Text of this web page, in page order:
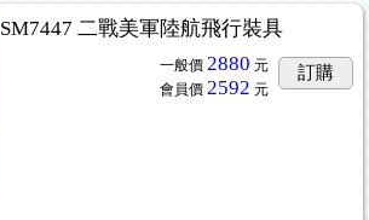
SM7447 二戰美軍陸航飛行裝具
一般價 2880 元
會員價 2592 元
訂購